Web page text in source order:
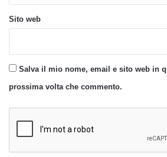
Sito web
Salva il mio nome, email e sito web in
prossima volta che commento.